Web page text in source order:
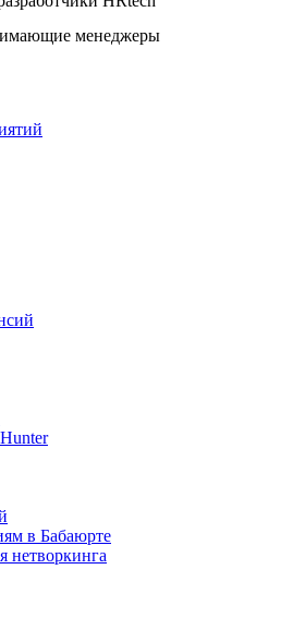
менеджеры
в Бабаюрте
нетворкинга